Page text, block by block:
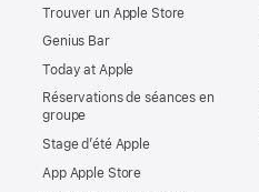
Trouver un Apple Store
Genius Bar
Today at Apple
Réservations de séances en
groupe
Stage d’été Apple
App Apple Store